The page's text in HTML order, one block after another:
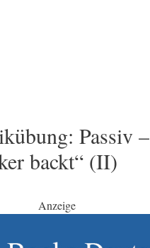
Passiv –
backt“ (II)
Anzeige